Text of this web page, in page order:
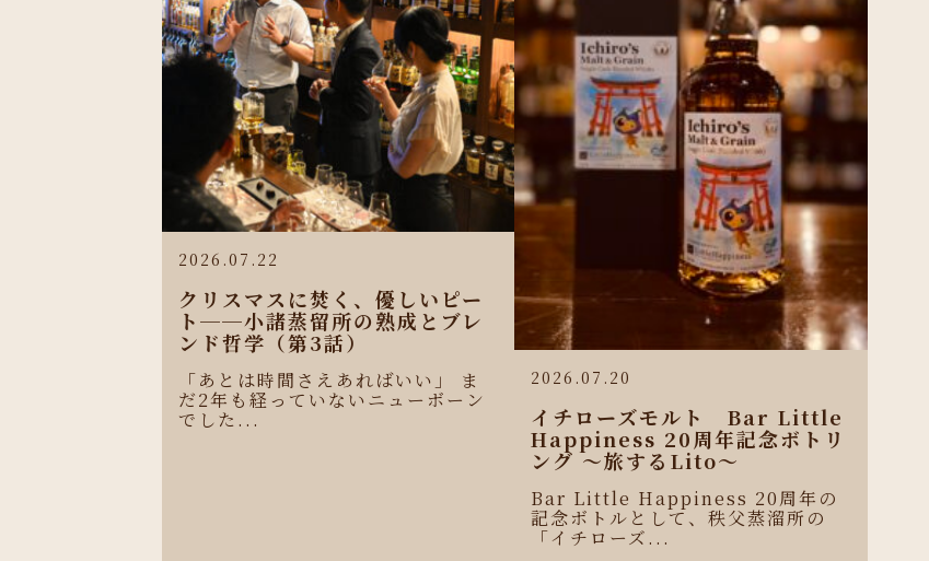
2026.07.22
クリスマスに焚く、優しいピー
ト──小諸蒸留所の熟成とブレ
ンド哲学（第3話）
「あとは時間さえあればいい」 ま
だ2年も経っていないニューボーン
でした...
2026.07.20
イチローズモルト Bar Little
Happiness 20周年記念ボトリ
ング 〜旅するLito〜
Bar Little Happiness 20周年の
記念ボトルとして、秩父蒸溜所の
「イチローズ...